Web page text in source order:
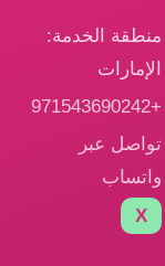
منطقة الخدمة:
الإمارات
+971543690242
تواصل عبر
واتساب
X